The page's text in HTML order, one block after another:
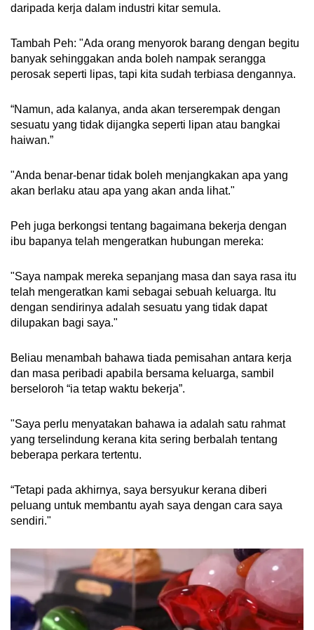
daripada kerja dalam industri kitar semula.
Tambah Peh: "Ada orang menyorok barang dengan begitu
banyak sehinggakan anda boleh nampak serangga
perosak seperti lipas, tapi kita sudah terbiasa dengannya.
“Namun, ada kalanya, anda akan terserempak dengan
sesuatu yang tidak dijangka seperti lipan atau bangkai
haiwan.”
"Anda benar-benar tidak boleh menjangkakan apa yang
akan berlaku atau apa yang akan anda lihat."
Peh juga berkongsi tentang bagaimana bekerja dengan
ibu bapanya telah mengeratkan hubungan mereka:
"Saya nampak mereka sepanjang masa dan saya rasa itu
telah mengeratkan kami sebagai sebuah keluarga. Itu
dengan sendirinya adalah sesuatu yang tidak dapat
dilupakan bagi saya."
Beliau menambah bahawa tiada pemisahan antara kerja
dan masa peribadi apabila bersama keluarga, sambil
berseloroh “ia tetap waktu bekerja”.
"Saya perlu menyatakan bahawa ia adalah satu rahmat
yang terselindung kerana kita sering berbalah tentang
beberapa perkara tertentu.
“Tetapi pada akhirnya, saya bersyukur kerana diberi
peluang untuk membantu ayah saya dengan cara saya
sendiri."